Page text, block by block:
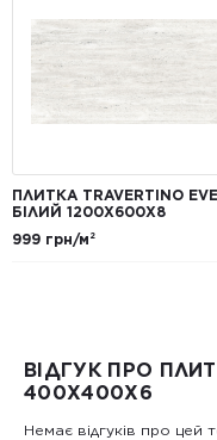
ПЛИТКА TRAVERTINO
БІЛИЙ 1200Х600Х8
999 грн/м²
ВІДГУК ПРО
400Х400Х6
Немає відгуків про цей